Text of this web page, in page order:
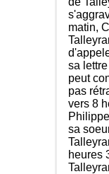
matin,
sa
peut
pas
vers 8
sa
heures